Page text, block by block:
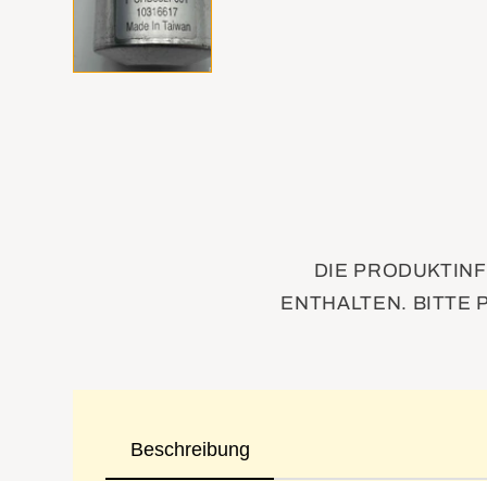
DIE
ENTHALTEN. BITTE
Beschreibung